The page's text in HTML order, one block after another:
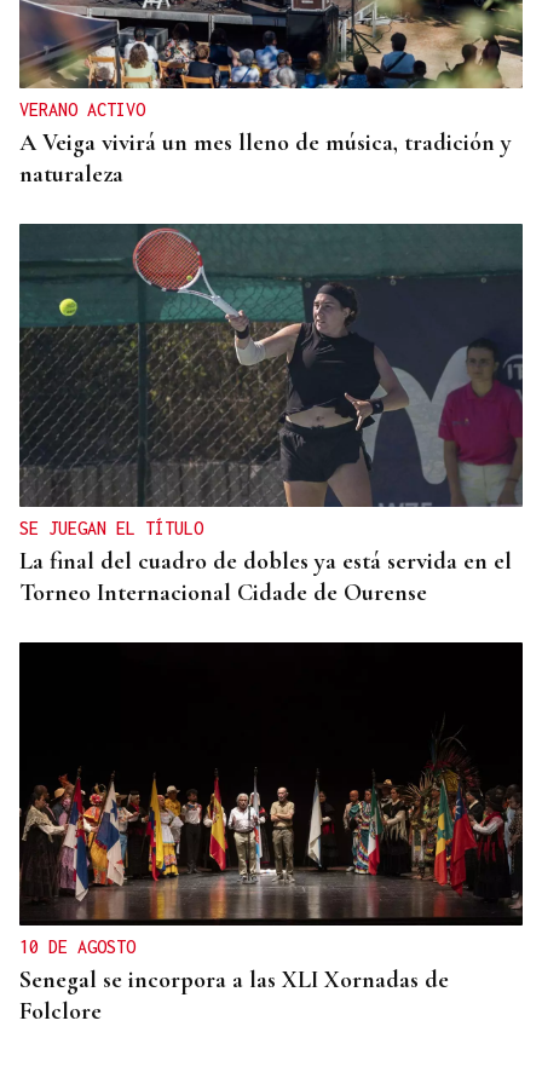
Vídeo | Se desata un incendio forestal en una
cantera de Untes
VERANO ACTIVO
A Veiga vivirá un mes lleno de música, tradición y
naturaleza
SE JUEGAN EL TÍTULO
La final del cuadro de dobles ya está servida en el
Torneo Internacional Cidade de Ourense
10 DE AGOSTO
Senegal se incorpora a las XLI Xornadas de
Folclore